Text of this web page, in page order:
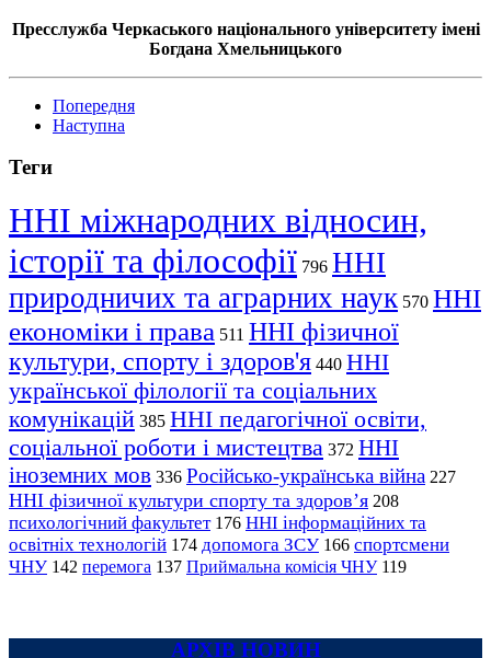
Пресслужба Черкаського національного університету імені
Богдана Хмельницького
Попередня
Наступна
Теги
ННІ міжнародних відносин,
історії та філософії 796 ННІ
природничих та аграрних наук 570 ННІ
економіки і права 511 ННІ фізичної
культури, спорту і здоров'я 440 ННІ
української філології та соціальних
комунікацій 385 ННІ педагогічної освіти,
соціальної роботи і мистецтва 372 ННІ
іноземних мов 336 Російсько-українська війна 227
ННІ фізичної культури спорту та здоров’я 208
психологічний факультет 176 ННІ інформаційних та
освітніх технологій 174 допомога ЗСУ 166 спортсмени
ЧНУ 142 перемога 137 Приймальна комісія ЧНУ 119
АРХІВ НОВИН